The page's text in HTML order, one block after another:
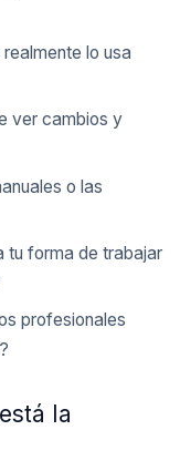
lo usa
ver cambios y
o las
tu forma de trabajar
profesionales
la